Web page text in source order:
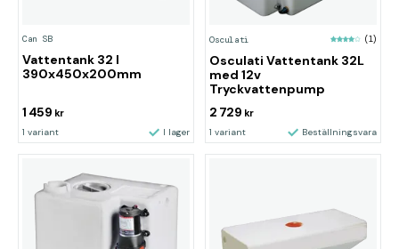
Can SB
Vattentank 32 l
390x450x200mm
1 459 kr
1 variant I lager
Osculati (1)
Osculati Vattentank 32L
med 12v
Tryckvattenpump
2 729 kr
1 variant Beställningsvara